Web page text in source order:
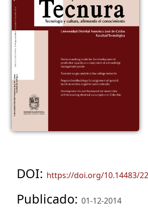
DOI: https://doi.org/10.14483/
Publicado: 01-12-2014